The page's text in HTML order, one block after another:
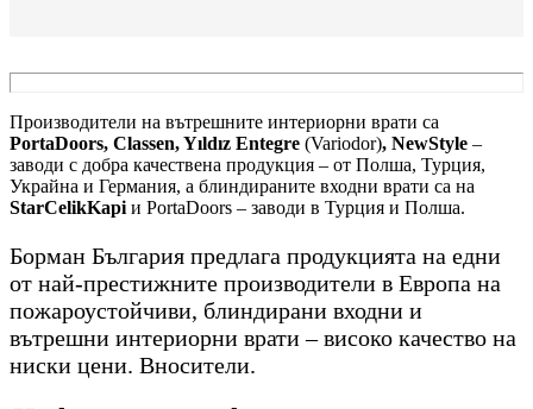
Производители на вътрешните интериорни врати са
PortaDoors, Classen, Yıldız Entegre (Variodor), NewStyle –
заводи с добра качествена продукция – от Полша, Турция,
Украйна и Германия, а блиндираните входни врати са на
StarCelikKapi и PortaDoors – заводи в Турция и Полша.
Борман България предлага продукцията на едни
от най-престижните производители в Европа на
пожароустойчиви, блиндирани входни и
вътрешни интериорни врати – високо качество на
ниски цени. Вносители.